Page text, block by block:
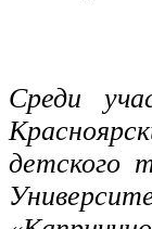
Среди
детского